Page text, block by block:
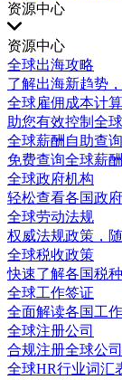
资源中心
资源中心
全球出海攻略
了解出海新趋势
全球雇佣成本计
助您有效控制全
全球薪酬自助查
免费查询全球薪
全球政府机构
轻松查看各国政
全球劳动法规
权威法规政策，
全球税收政策
快速了解各国税
全球工作签证
全面解读各国工
全球注册公司
合规注册全球公
全球HR行业词汇